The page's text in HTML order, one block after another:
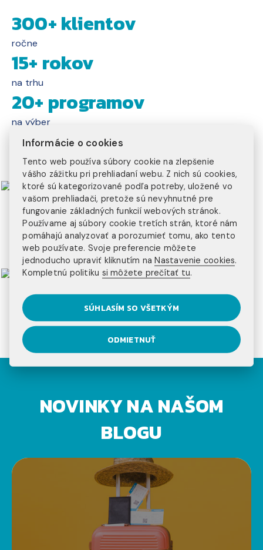
300+ klientov
ročne
15+ rokov
na trhu
20+ programov
na výber
3 kontinenty
na ktorých pôsobíme
NOVINKY NA NAŠOM
BLOGU
Informácie o cookies
Tento web používa súbory cookie na zlepšenie
vášho zážitku pri prehliadaní webu. Z nich sú cookies,
ktoré sú kategorizované podľa potreby, uložené vo
vašom prehliadači, pretože sú nevyhnutné pre
fungovanie základných funkcií webových stránok.
Používame aj súbory cookie tretích strán, ktoré nám
pomáhajú analyzovať a porozumieť tomu, ako tento
web používate. Svoje preferencie môžete
jednoducho upraviť kliknutím naNastavenie cookies.
Kompletnú politiku si môžete prečítať tu.
SÚHLASÍM SO VŠETKÝM
ODMIETNUŤ